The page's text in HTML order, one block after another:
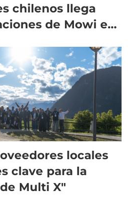
chilenos llega
de Mowi en
locales
clave para la
Multi X"